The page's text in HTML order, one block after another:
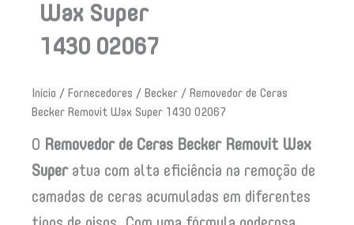
Wax Super
1430 02067
Início / Fornecedores / Becker / Removedor de Ceras
Becker Removit Wax Super 1430 02067
O Removedor de Ceras Becker Removit Wax
Superatua com alta eficiência na remoção de
camadas de ceras acumuladas em diferentes